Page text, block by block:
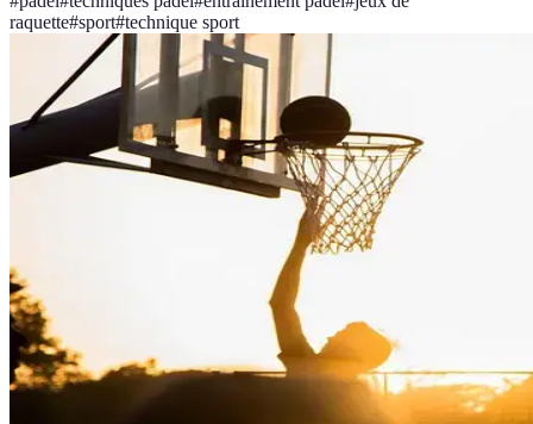
raquette#sport#technique sport